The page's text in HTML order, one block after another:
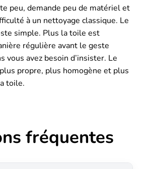
peu, demande peu de matériel et
à un nettoyage classique. Le
simple. Plus la toile est
régulière avant le geste
vous avez besoin d’insister. Le
propre, plus homogène et plus
toile.
fréquentes